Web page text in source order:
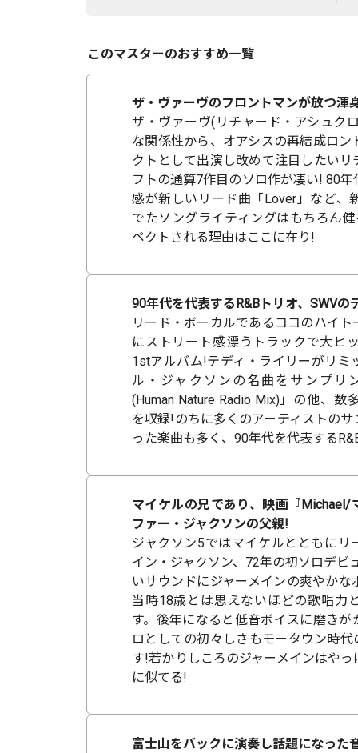
このマスターのおすすめ一覧
ザ・ヴァーヴのフロントマンが放つ渾
ザ・ヴァーヴ(リチャード・アシュク
な関係性から、オアシスの再結成ロン
クトとして出演し改めて注目したい
フトの通算7作目のソロ作が凄い! 80
感が新しいリード曲「Lover」など、
でたソングライティングはもちろん
ペクトされる理由はここに在り!
90年代を代表するR&Bトリオ、SWVの
リード・ボーカルであるココのハイ
にストリート感漂うトラックで大ヒ
1stアルバム!テディ・ライリーがリミ
ル・ジャクソンの名曲をサンプリ
(Human Nature Radio Mix)」の他、数
を収録!のちに多くのアーティストの
った楽曲も多く、90年代を代表する
マイケルの兄であり、映画『Michael/
ファー・ジャクソンの父親!
ジャクソン5ではマイケルとともにリ
イン・ジャクソン、72年の初ソロデビ
いサウンドにジャーメインの爽やか
当時18歳とは思えないほどの歌唱力
す。後年になると低音ボイスに磨きが
ロとしての初々しさもモータウン時
す!若かりしころのジャーメインはや
に似てる!
富士山をバックに演奏し話題になった